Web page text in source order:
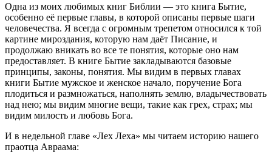
Одна из моих любимых книг Библии — это книга Бытие,
особенно её первые главы, в которой описаны первые шаги
человечества. Я всегда с огромным трепетом относился к той
картине мироздания, которую нам даёт Писание, и
продолжаю вникать во все те понятия, которые оно нам
предоставляет. В книге Бытие закладываются базовые
принципы, законы, понятия. Мы видим в первых главах
книги Бытие мужское и женское начало, поручение Бога
плодиться и размножаться, наполнять землю, владычествовать
над нею; мы видим многие вещи, такие как грех, страх; мы
видим милость и любовь Бога.
И в недельной главе «Лех Леха» мы читаем историю нашего
праотца Авраама: